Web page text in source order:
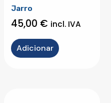
Jarro
45,00 € incl. IVA
Adicionar